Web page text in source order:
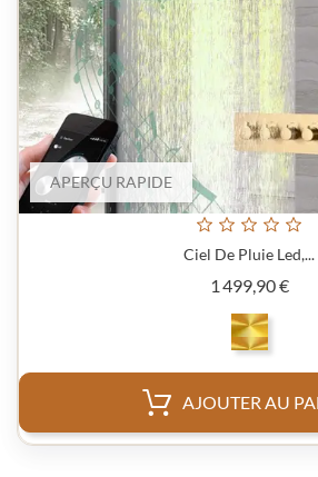
APERÇU RAPIDE
Ciel De Pluie Led,...
1 499,90 €Prix
AJOUTER AU